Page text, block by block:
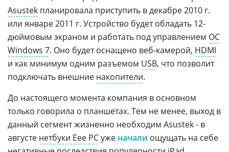
Asustek планировала приступить в декабре 2010 г.
или январе 2011 г. Устройство будет обладать 12-
дюймовым экраном и работать под управлением ОС
Windows 7. Оно будет оснащено веб-камерой, HDMI
и как минимум одним разъемом USB, что позволит
подключать внешние накопители.
До настоящего момента компания в основном
только говорила о планшетах. Тем не менее, выход в
данный сегмент жизненно необходим Asustek - в
августе нетбуки Eee PCуже начали ощущать на себе